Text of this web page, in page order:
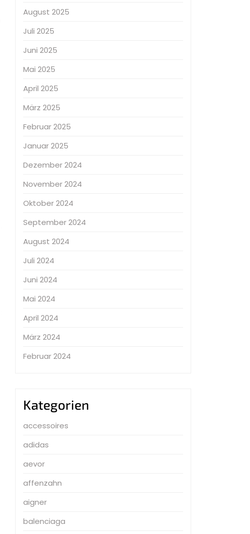
August 2025
Juli 2025
Juni 2025
Mai 2025
April 2025
März 2025
Februar 2025
Januar 2025
Dezember 2024
November 2024
Oktober 2024
September 2024
August 2024
Juli 2024
Juni 2024
Mai 2024
April 2024
März 2024
Februar 2024
Kategorien
accessoires
adidas
aevor
affenzahn
aigner
balenciaga